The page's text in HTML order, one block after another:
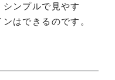
ンプルで見やす
はできるのです。